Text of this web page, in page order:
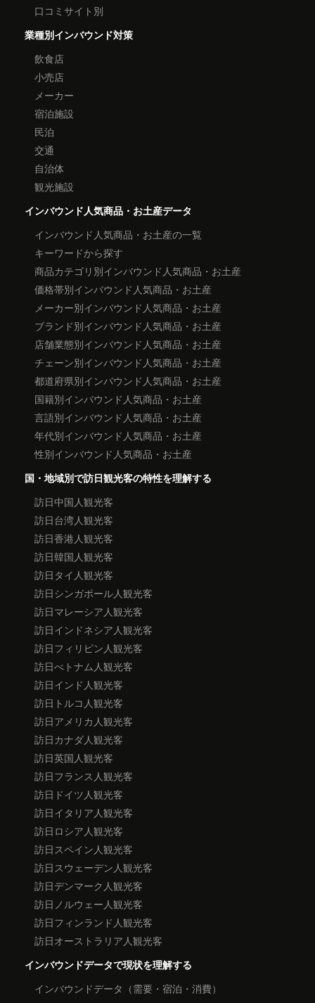
口コミサイト別
業種別インバウンド対策
飲食店
小売店
メーカー
宿泊施設
民泊
交通
自治体
観光施設
インバウンド人気商品・お土産データ
インバウンド人気商品・お土産の一覧
キーワードから探す
商品カテゴリ別インバウンド人気商品・お土産
価格帯別インバウンド人気商品・お土産
メーカー別インバウンド人気商品・お土産
ブランド別インバウンド人気商品・お土産
店舗業態別インバウンド人気商品・お土産
チェーン別インバウンド人気商品・お土産
都道府県別インバウンド人気商品・お土産
国籍別インバウンド人気商品・お土産
言語別インバウンド人気商品・お土産
年代別インバウンド人気商品・お土産
性別インバウンド人気商品・お土産
国・地域別で訪日観光客の特性を理解する
訪日中国人観光客
訪日台湾人観光客
訪日香港人観光客
訪日韓国人観光客
訪日タイ人観光客
訪日シンガポール人観光客
訪日マレーシア人観光客
訪日インドネシア人観光客
訪日フィリピン人観光客
訪日べトナム人観光客
訪日インド人観光客
訪日トルコ人観光客
訪日アメリカ人観光客
訪日カナダ人観光客
訪日英国人観光客
訪日フランス人観光客
訪日ドイツ人観光客
訪日イタリア人観光客
訪日ロシア人観光客
訪日スペイン人観光客
訪日スウェーデン人観光客
訪日デンマーク人観光客
訪日ノルウェー人観光客
訪日フィンランド人観光客
訪日オーストラリア人観光客
インバウンドデータで現状を理解する
インバウンドデータ（需要・宿泊・消費）